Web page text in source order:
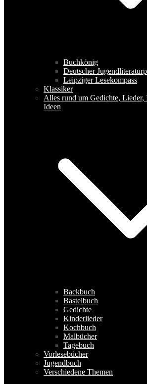
Buchkönig
Deutscher
Leipziger Lesekompass
Klassiker
Alles rund um Gedichte, Lieder,
Ideen
Backbuch
Bastelbuch
Gedichte
Kinderlieder
Kochbuch
Malbücher
Tagebuch
Vorlesebücher
Jugendbuch
Verschiedene Themen